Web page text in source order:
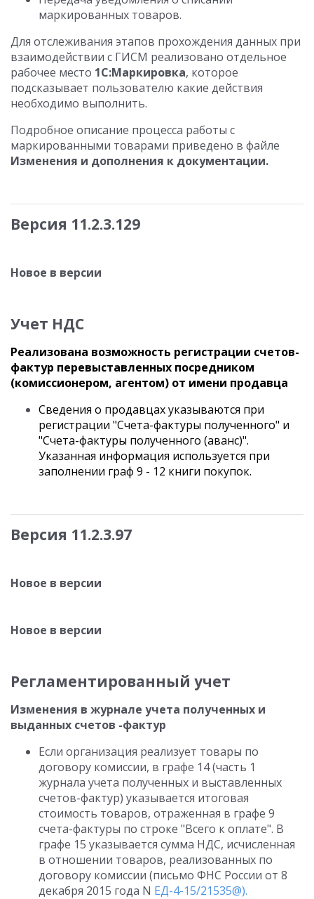
маркированных товаров.
Для отслеживания этапов прохождения данных при
взаимодействии с ГИСМ реализовано отдельное
рабочее место 1С:Маркировка, которое
подсказывает пользователю какие действия
необходимо выполнить.
Подробное описание процесса работы с
маркированными товарами приведено в файле
Изменения и дополнения к документации.
Версия 11.2.3.129
Новое в версии
Учет НДС
Реализована возможность регистрации счетов-
фактур перевыставленных посредником
(комиссионером, агентом) от имени продавца
Сведения о продавцах указываются при
регистрации "Счета-фактуры полученного" и
"Счета-фактуры полученного (аванс)".
Указанная информация используется при
заполнении граф 9 - 12 книги покупок.
Версия 11.2.3.97
Новое в версии
Новое в версии
Регламентированный учет
Изменения в журнале учета полученных и
выданных счетов -фактур
Если организация реализует товары по
договору комиссии, в графе 14 (часть 1
журнала учета полученных и выставленных
счетов-фактур) указывается итоговая
стоимость товаров, отраженная в графе 9
счета-фактуры по строке "Всего к оплате". В
графе 15 указывается сумма НДС, исчисленная
в отношении товаров, реализованных по
договору комиссии (письмо ФНС России от 8
декабря 2015 года N ЕД-4-15/21535@).